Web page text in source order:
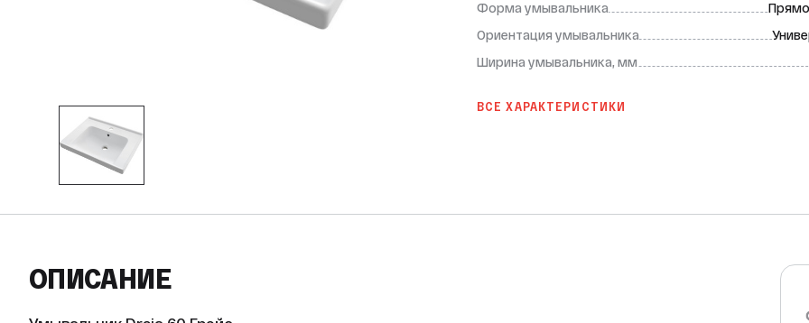
Форма умывальника
Ориентация умывальника
Ширина умывальника, мм
ВСЕ ХАРАКТЕРИСТИКИ
ОПИСАНИЕ